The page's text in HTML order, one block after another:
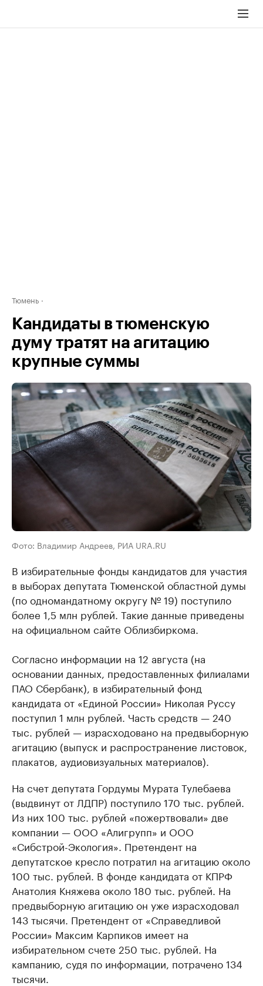
Тюмень
Кандидаты в тюменскую
думу тратят на агитацию
крупные суммы
Фото: Владимир Андреев, РИА URA.RU
В избирательные фонды кандидатов для участия
в выборах депутата Тюменской областной думы
(по одномандатному округу № 19) поступило
более 1,5 млн рублей. Такие данные приведены
на официальном сайте Облизбиркома.
Согласно информации на 12 августа (на
основании данных, предоставленных филиалами
ПАО Сбербанк), в избирательный фонд
кандидата от «Единой России» Николая Руссу
поступил 1 млн рублей. Часть средств — 240
тыс. рублей — израсходовано на предвыборную
агитацию (выпуск и распространение листовок,
плакатов, аудиовизуальных материалов).
На счет депутата Гордумы Мурата Тулебаева
(выдвинут от ЛДПР) поступило 170 тыс. рублей.
Из них 100 тыс. рублей «пожертвовали» две
компании — ООО «Алигрупп» и ООО
«Сибстрой-Экология». Претендент на
депутатское кресло потратил на агитацию около
100 тыс. рублей. В фонде кандидата от КПРФ
Анатолия Княжева около 180 тыс. рублей. На
предвыборную агитацию он уже израсходовал
143 тысячи. Претендент от «Справедливой
России» Максим Карпиков имеет на
избирательном счете 250 тыс. рублей. На
кампанию, судя по информации, потрачено 134
тысячи.